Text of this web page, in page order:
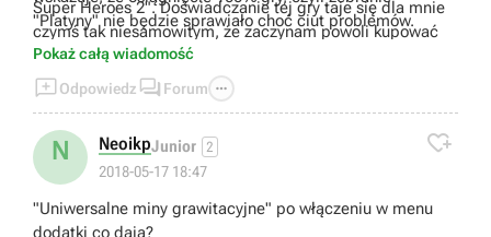
Super Heroes 2". Doświadczanie tej gry taje się dla mnie
czymś tak niesamowitym, że zaczynam powoli kupować
wszystkie gry na Ps4, które związane są z LEGO, z
wyjątkiem "LEGO: Ninjago" oraz "LEGO: Przygoda".
"Platyny" nie będzie sprawiało choć ciut problemów.
Pokaż całą wiadomość
Odpowiedz  Forum 
N NeoikpJunior 2
2018-05-17 18:47

"Uniwersalne miny grawitacyjne" po włączeniu w menu
dodatki co dają?